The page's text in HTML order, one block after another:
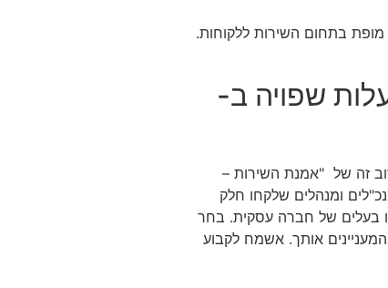
מופת בתחום השירות ללקוחות.
שפויה ב-
חשוב זה של "אמנת השירות –
ומנהלים שלקחו חלק
בעלים של חברה עסקית. בחר
בתחומים אחרים המעניינים אותך. אשמח לקבוע